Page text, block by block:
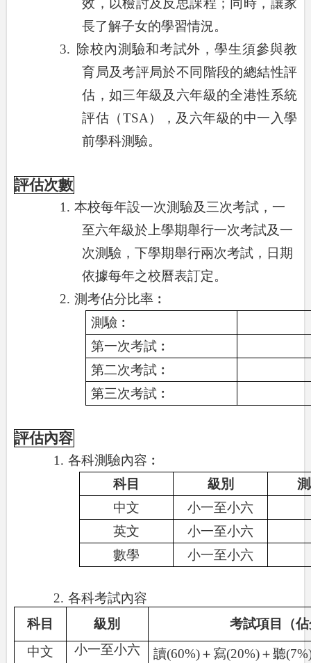
效，以檢討及反思課程；同時，讓家
長了解子女的學習情況。
3. 除校內測驗和考試外，學生須參與教
育局及考評局於不同階段的總結性評
估，如三年級及六年級的全港性系統
評估（TSA ），及六年級的中一入學
前學科測驗。
評估次數
1. 本校每年設一次測驗及三次考試，一
至六年級於上學期舉行一次考試及一
次測驗，下學期舉行兩次考試，日期
依據每年之校曆表訂定。
2. 測考佔分比率︰
測驗︰
第一次考試︰
第二次考試︰
第三次考試︰
評估內容
1. 各科測驗內容︰
科目
級別
中文
小一至小六
英文
小一至小六
數學
小一至小六
2. 各科考試內容
科目
級別
考試項目（
中文
小一至小六 讀(60%)＋寫(20%)＋聽